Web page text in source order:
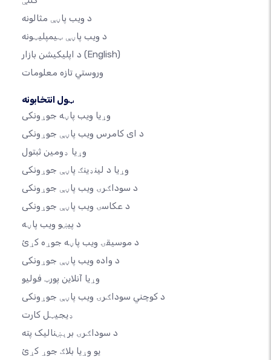
د ویب پاڼې مثالونه
د ویب پاڼې ټیمپلیټونه
(English)
وروستي تازه معلومات
ټول انتخابونه
وړیا ویب پاڼه جوړونکی
د ای کامرس ویب پاڼې جوړونکی
وړیا ډومین ثبتول
وړیا د لینډینګ پاڼې جوړونکی
د سوداګرۍ ویب پاڼې جوړونکی
د عکاسۍ ویب پاڼې جوړونکی
د پیښو ویب پاڼه
د موسیقۍ ویب پاڼه جوړه کړئ
د واده ویب پاڼې جوړونکی
وړیا آنلاین پورټ فولیو
د کوچني سوداګرۍ ویب پاڼې جوړونکی
ډیجیټل کارت
د سوداګرۍ برېښنالیک پته
یو وړیا بلاګ جوړ کړئ